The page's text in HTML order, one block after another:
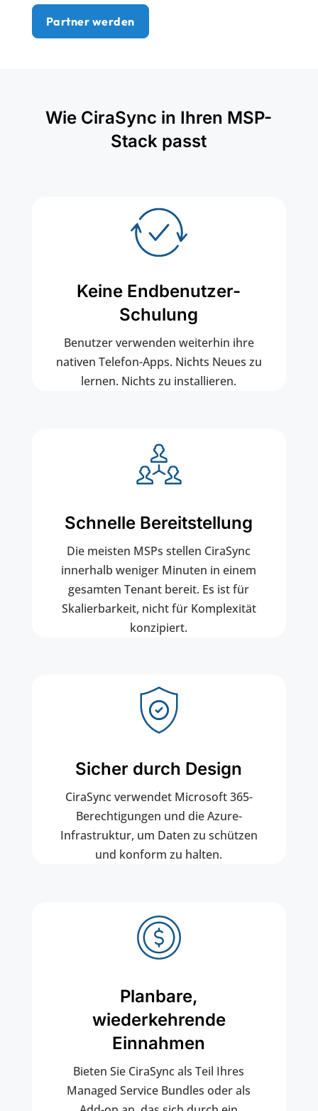
Partner werden
Wie CiraSync in Ihren MSP-
Stack passt
Keine Endbenutzer-
Schulung
Benutzer verwenden weiterhin ihre
nativen Telefon-Apps. Nichts Neues zu
lernen. Nichts zu installieren.
Schnelle Bereitstellung
Die meisten MSPs stellen CiraSync
innerhalb weniger Minuten in einem
gesamten Tenant bereit. Es ist für
Skalierbarkeit, nicht für Komplexität
konzipiert.
Sicher durch Design
CiraSync verwendet Microsoft 365-
Berechtigungen und die Azure-
Infrastruktur, um Daten zu schützen
und konform zu halten.
Planbare,
wiederkehrende
Einnahmen
Bieten Sie CiraSync als Teil Ihres
Managed Service Bundles oder als